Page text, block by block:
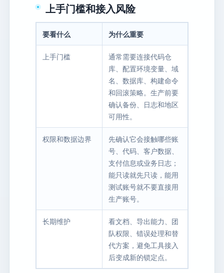
上手门槛和接入风险
要看什么 为什么重要
上手门槛
通常需要连接代码仓
库、配置环境变量、域
名、数据库、构建命令
和回滚策略。生产前要
确认备份、日志和地区
可用性。
权限和数据边界
先确认它会接触哪些账
号、代码、客户数据、
支付信息或业务日志；
能只读就先只读，能用
测试账号就不要直接用
生产账号。
长期维护
看文档、导出能力、团
队权限、错误处理和替
代方案，避免工具接入
后变成新的锁定点。